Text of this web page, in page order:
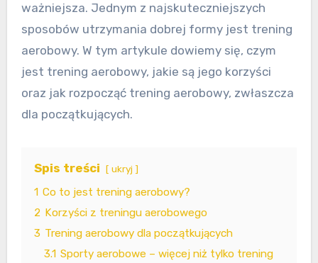
ważniejsza. Jednym z najskuteczniejszych
sposobów utrzymania dobrej formy jest trening
aerobowy. W tym artykule dowiemy się, czym
jest trening aerobowy, jakie są jego korzyści
oraz jak rozpocząć trening aerobowy, zwłaszcza
dla początkujących.
Spis treści ukryj
1 Co to jest trening aerobowy?
2 Korzyści z treningu aerobowego
3 Trening aerobowy dla początkujących
3.1 Sporty aerobowe – więcej niż tylko trening